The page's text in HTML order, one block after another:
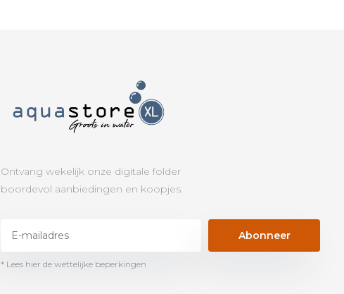
Ontvang wekelijk onze digitale folder
boordevol aanbiedingen en koopjes.
Abonneer
* Lees hier de wettelijke beperkingen